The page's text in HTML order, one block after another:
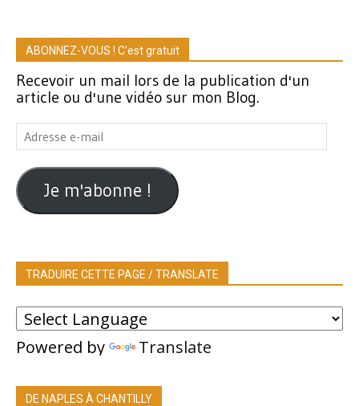
ABONNEZ-VOUS ! C'est gratuit
Recevoir un mail lors de la publication d'un
article ou d'une vidéo sur mon Blog.
Adresse
e-
mail
Je m'abonne !
TRADUIRE CETTE PAGE / TRANSLATE
Powered by Translate
DE NAPLES À CHANTILLY